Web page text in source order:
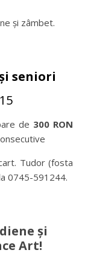
și zâmbet.
seniori
de 300 RON
Tudor (fosta
0745-591244.
și
Art!